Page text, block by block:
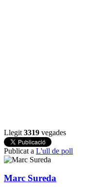
Llegit 3319 vegades
Publicat a L'ull de poll
Marc Sureda